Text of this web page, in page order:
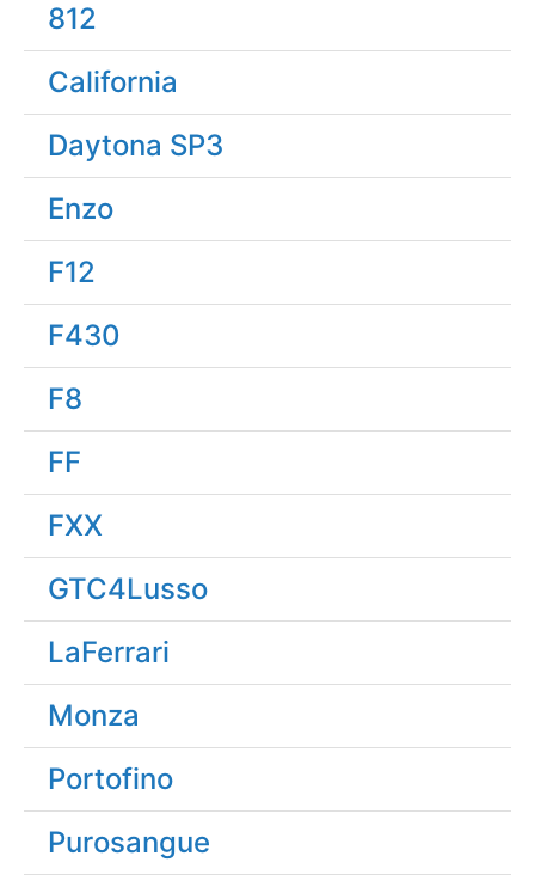
812
California
Daytona SP3
Enzo
F12
F430
F8
FF
FXX
GTC4Lusso
LaFerrari
Monza
Portofino
Purosangue